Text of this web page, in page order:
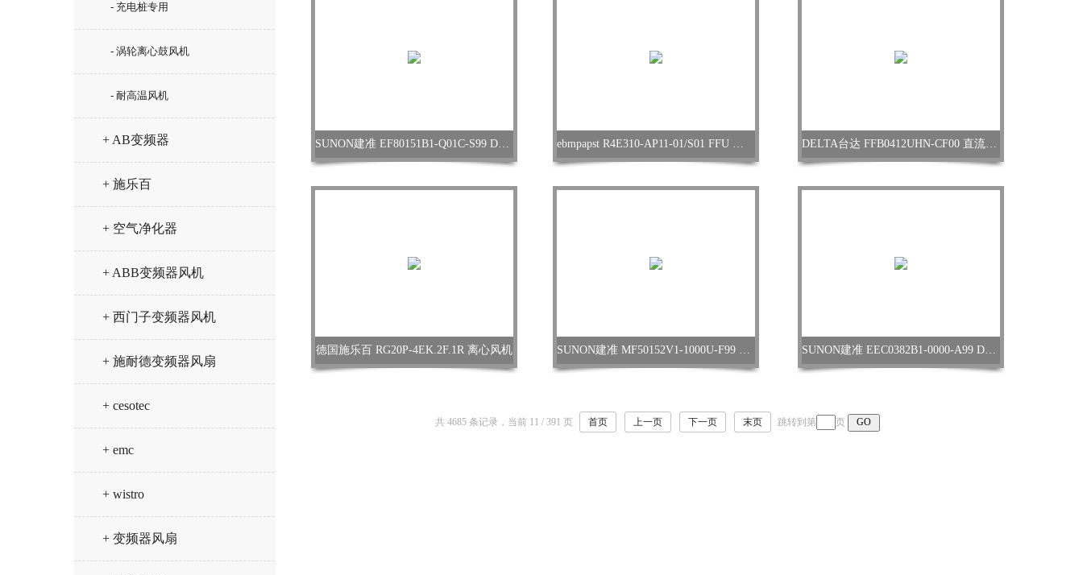
- 充电桩专用
- 涡轮离心鼓风机
- 耐高温风机
+ AB变频器
+ 施乐百
+ 空气净化器
+ ABB变频器风机
+ 西门子变频器风机
+ 施耐德变频器风扇
+ cesotec
+ emc
+ wistro
+ 变频器风扇
SUNON建准 EF80151B1-Q01C-S99 DC轴流风扇 ebmpapst R4E310-AP11-01/S01 FFU 离心风机 DELTA台达 FFB0412UHN-CF00 直流轴流风扇
德国施乐百 RG20P-4EK.2F.1R 离心风机 SUNON建准 MF50152V1-1000U-F99 DC轴流风机 SUNON建准 EEC0382B1-0000-A99 DC轴流风扇
共 4685 条记录，当前 11 / 391 页 首页 上一页 下一页 末页 跳转到第 页